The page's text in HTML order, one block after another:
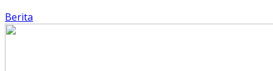
Berita